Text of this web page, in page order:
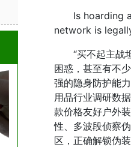
Is hoarding
network is
“买不起主战坦
困惑，甚至有不
强的隐身防护能
用品行业调研数
款价格友好户外
性、多波段侦察
区，正确解锁伪